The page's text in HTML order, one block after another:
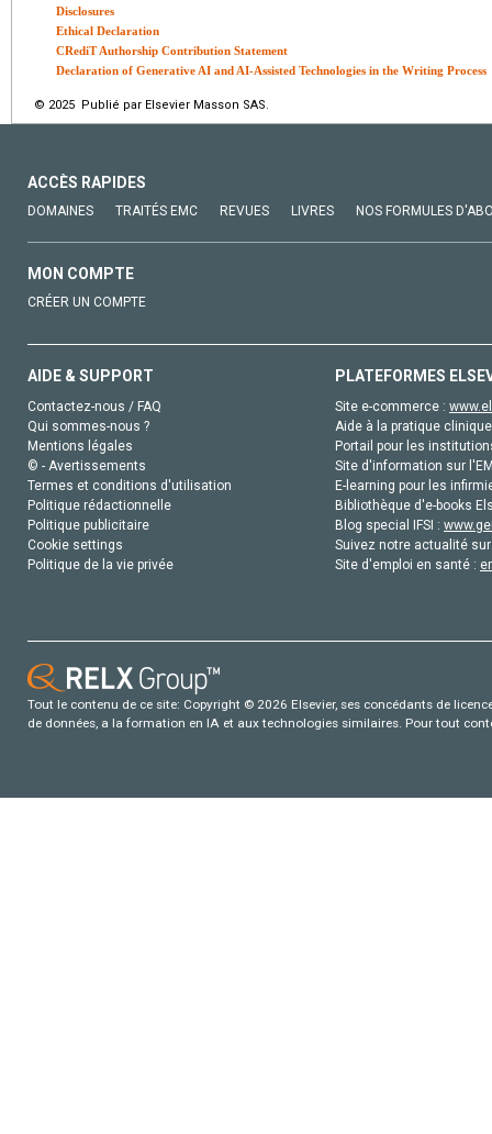
Disclosures
Ethical Declaration
CRediT Authorship Contribution Statement
Declaration of Generative AI and AI-Assisted Technologies in the Writing Process
© 2025 Publié par Elsevier Masson SAS.
ACCÈS RAPIDES
DOMAINES TRAITÉS EMC REVUES LIVRES NOS FORMULES
MON COMPTE
CRÉER UN COMPTE
AIDE & SUPPORT
Contactez-nous / FAQ
Qui sommes-nous ?
Mentions légales
© - Avertissements
Termes et conditions d'utilisation
Politique rédactionnelle
Politique publicitaire
Cookie settings
Politique de la vie privée
PLATEFORMES
Site e-commerce :
Aide à la pratique
Portail pour les
Site d'information sur
E-learning pour les
Bibliothèque d'e-books
Blog special IFSI :
Suivez notre actualité
Site d'emploi en santé :
Tout le contenu de ce site: Copyright © 2026 Elsevier, ses concédants de
de données, a la formation en IA et aux technologies similaires. Pour tout